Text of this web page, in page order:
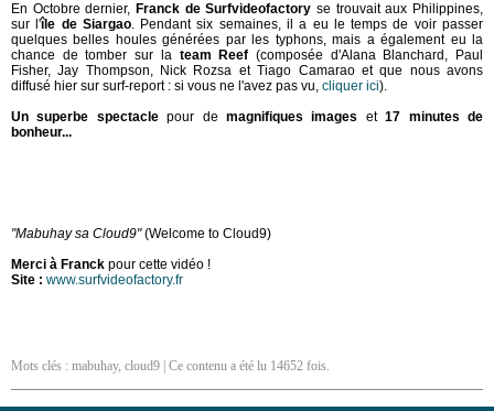
En Octobre dernier, Franck de Surfvideofactory se trouvait aux Philippines,
sur l'île de Siargao. Pendant six semaines, il a eu le temps de voir passer
quelques belles houles générées par les typhons, mais a également eu la
chance de tomber sur lateam Reef (composée d'Alana Blanchard, Paul
Fisher, Jay Thompson, Nick Rozsa et Tiago Camarao et que nous avons
diffusé hier sur surf-report : si vous ne l'avez pas vu, cliquer ici).
Un superbe spectaclepour demagnifiques images et17 minutes de
bonheur...
"Mabuhay sa Cloud9"(Welcome to Cloud9)
Merci à Franck pour cette vidéo !
Site : www.surfvideofactory.fr
Mots clés : mabuhay, cloud9 | Ce contenu a été lu 14652 fois.